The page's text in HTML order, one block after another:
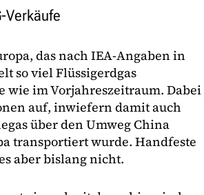
Verkäufe
das nach IEA-Angaben in
so viel Flüssigerdgas
wie im Vorjahreszeitraum. Dabei
auf, inwiefern damit auch
über den Umweg China
transportiert wurde. Handfeste
aber bislang nicht.